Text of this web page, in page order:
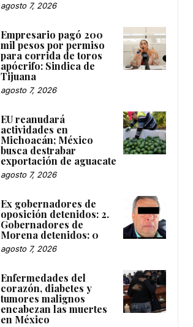
agosto 7, 2026
Empresario pagó 200
mil pesos por permiso
para corrida de toros
apócrifo: Sindica de
Tijuana
agosto 7, 2026
EU reanudará
actividades en
Michoacán; México
busca destrabar
exportación de aguacate
agosto 7, 2026
Ex gobernadores de
oposición detenidos: 2.
Gobernadores de
Morena detenidos: 0
agosto 7, 2026
Enfermedades del
corazón, diabetes y
tumores malignos
encabezan las muertes
en México